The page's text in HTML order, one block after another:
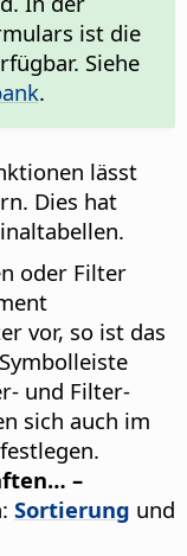
ist die
Siehe
.
lässt
Dies hat
oder Filter
vor, so ist das
und Filter-
sich auch im
festlegen.
–
Sortierung und